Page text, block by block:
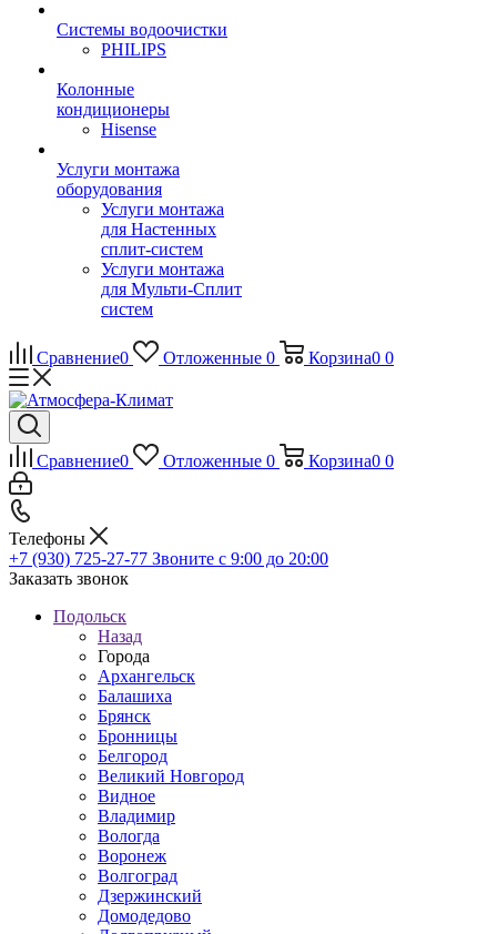
Системы водоочистки
PHILIPS
Колонные
кондиционеры
Hisense
Услуги монтажа
оборудования
Услуги монтажа
для Настенных
сплит-систем
Услуги монтажа
для Мульти-Сплит
систем
Сравнение0 Отложенные 0 Корзина0 0
Сравнение0 Отложенные 0 Корзина0 0
Телефоны
+7 (930) 725-27-77 Звоните с 9:00 до 20:00
Заказать звонок
Подольск
Назад
Города
Архангельск
Балашиха
Брянск
Бронницы
Белгород
Великий Новгород
Видное
Владимир
Вологда
Воронеж
Волгоград
Дзержинский
Домодедово